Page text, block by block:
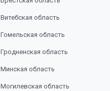
Витебская область
Гомельская область
Гродненская область
Минская область
Могилевская область